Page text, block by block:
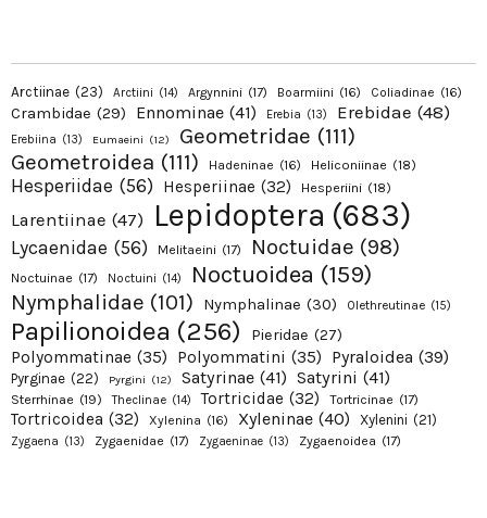
Arctiinae (23) Arctiini (14) Argynnini (17) Boarmiini (16) Coliadinae (16)
Crambidae (29) Ennominae (41) Erebia (13) Erebidae (48)
Erebiina (13) Eumaeini (12) Geometridae (111)
Geometroidea (111) Hadeninae (16) Heliconiinae (18)
Hesperiidae (56) Hesperiinae (32) Hesperiini (18)
Larentiinae (47) Lepidoptera (683)
Lycaenidae (56) Melitaeini (17) Noctuidae (98)
Noctuinae (17) Noctuini (14) Noctuoidea (159)
Nymphalidae (101) Nymphalinae (30) Olethreutinae (15)
Papilionoidea (256) Pieridae (27)
Polyommatinae (35) Polyommatini (35) Pyraloidea (39)
Pyrginae (22) Pyrgini (12) Satyrinae (41) Satyrini (41)
Sterrhinae (19) Theclinae (14) Tortricidae (32) Tortricinae (17)
Tortricoidea (32) Xylenina (16) Xyleninae (40) Xylenini (21)
Zygaena (13) Zygaenidae (17) Zygaeninae (13) Zygaenoidea (17)